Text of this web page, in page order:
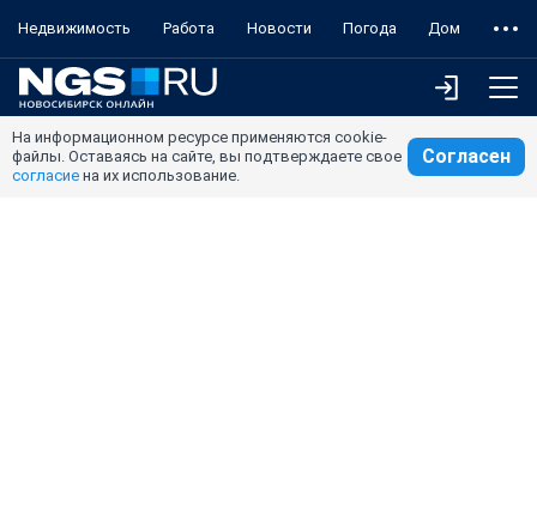
Недвижимость Работа Новости Погода Дом
На информационном ресурсе применяются cookie-
файлы. Оставаясь на сайте, вы подтверждаете свое
согласие на их использование.
Согласен